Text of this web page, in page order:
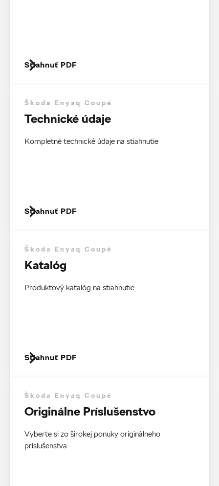
Stiahnuť PDF
Škoda Enyaq Coupé
Technické údaje
Kompletné technické údaje na stiahnutie
Stiahnuť PDF
Škoda Enyaq Coupé
Katalóg
Produktový katalóg na stiahnutie
Stiahnuť PDF
Škoda Enyaq Coupé
Originálne Príslušenstvo
Vyberte si zo širokej ponuky originálneho
príslušenstva